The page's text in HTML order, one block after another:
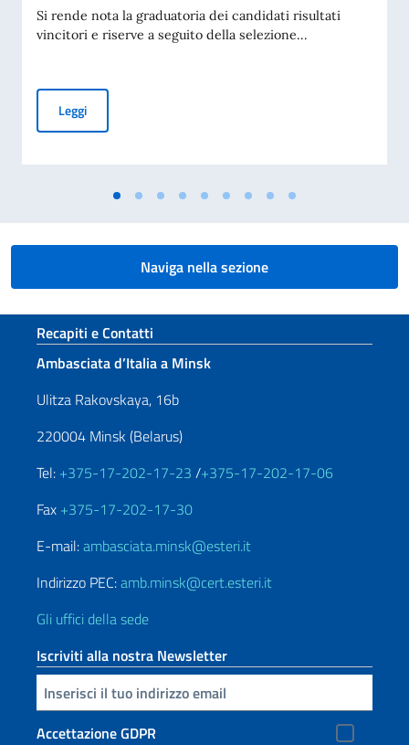
Si rende nota la graduatoria dei candidati risultati
vincitori e riserve a seguito della selezione...
LeggiBorse di studio offerte dal Governo Italiano a studenti
Naviga nella sezione
Sezione footer
Recapiti e Contatti
Ambasciata d’Italia a Minsk
Ulitza Rakovskaya, 16b
220004 Minsk (Belarus)
Tel: +375-17-202-17-23 /+375-17-202-17-06
Fax +375-17-202-17-30
E-mail:ambasciata.minsk@esteri.it
Indirizzo PEC:amb.minsk@cert.esteri.it
Gli uffici della sede
Iscriviti alla nostra Newsletter
Inserisci la tua email
Accettazione GDPR